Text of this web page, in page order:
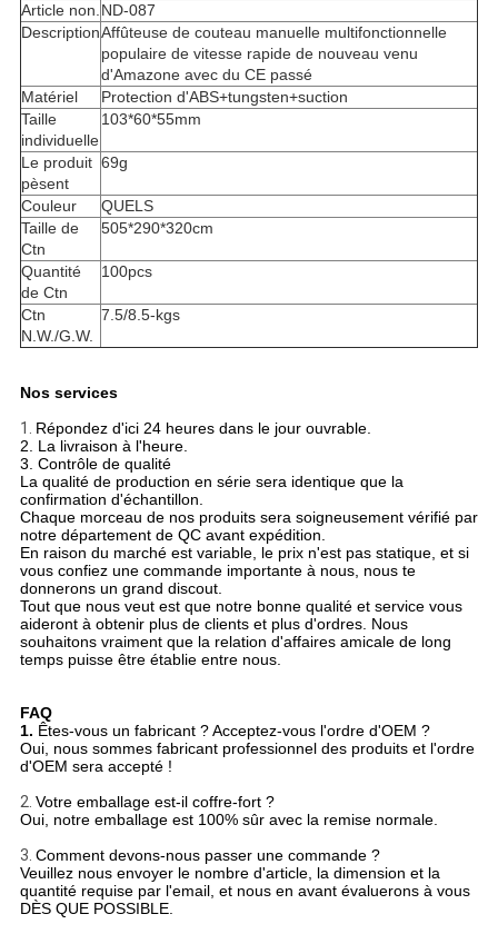
Article non.ND-087
DescriptionAffûteuse de couteau manuelle multifonctionnelle
populaire de vitesse rapide de nouveau venu
d'Amazone avec du CE passé
Matériel
Protection d'ABS+tungsten+suction
Taille
individuelle
103*60*55mm
Le produit
pèsent
69g
Couleur
QUELS
Taille de
Ctn
505*290*320cm
Quantité
de Ctn
100pcs
Ctn
N.W./G.W.
7.5/8.5-kgs
Nos services
1. Répondez d'ici 24 heures dans le jour ouvrable.
2. La livraison à l'heure.
3. Contrôle de qualité
La qualité de production en série sera identique que la
confirmation d'échantillon.
Chaque morceau de nos produits sera soigneusement vérifié par
notre département de QC avant expédition.
En raison du marché est variable, le prix n'est pas statique, et si
vous confiez une commande importante à nous, nous te
donnerons un grand discout.
Tout que nous veut est que notre bonne qualité et service vous
aideront à obtenir plus de clients et plus d'ordres. Nous
souhaitons vraiment que la relation d'affaires amicale de long
temps puisse être établie entre nous.
FAQ
1. Êtes-vous un fabricant ? Acceptez-vous l'ordre d'OEM ?
Oui, nous sommes fabricant professionnel des produits et l'ordre
d'OEM sera accepté !
2. Votre emballage est-il coffre-fort ?
Oui, notre emballage est 100% sûr avec la remise normale.
3. Comment devons-nous passer une commande ?
Veuillez nous envoyer le nombre d'article, la dimension et la
quantité requise par l'email, et nous en avant évaluerons à vous
DÈS QUE POSSIBLE.